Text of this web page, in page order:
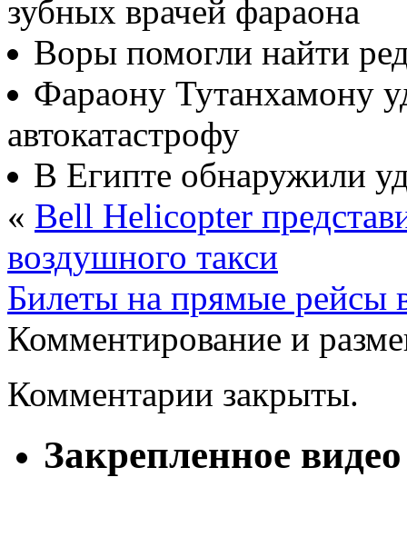
зубных врачей фараона
Воры помогли найти
Фараону Тутанхамону
автокатастрофу
В Египте обнаружили
« Bell Helicopter
воздушного такси
Билеты на прямые
Комментирование и
Комментарии закрыты.
Закрепленное видео